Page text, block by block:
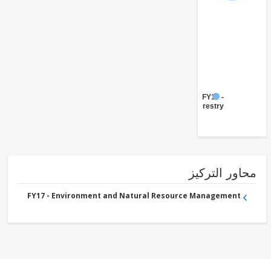
التركيز
FY17 - Environment and Natural Resource Management